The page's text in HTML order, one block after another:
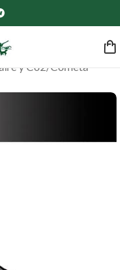
y Co2 / Cometa